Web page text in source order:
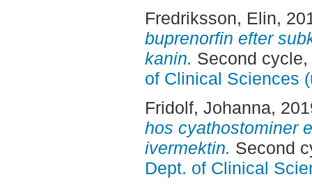
Fredriksson, Elin,
buprenorfin efter
kanin. Second
of Clinical Sciences
Fridolf, Johanna,
hos cyathostominer
ivermektin. Second
Dept. of Clinical